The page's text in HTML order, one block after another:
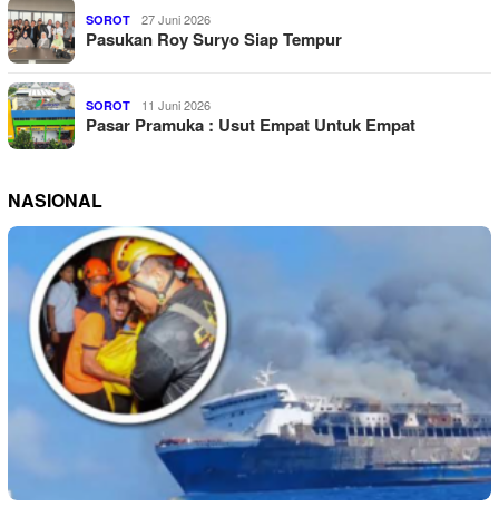
SOROT 27 Juni 2026
Pasukan Roy Suryo Siap Tempur
SOROT 11 Juni 2026
Pasar Pramuka : Usut Empat Untuk Empat
NASIONAL